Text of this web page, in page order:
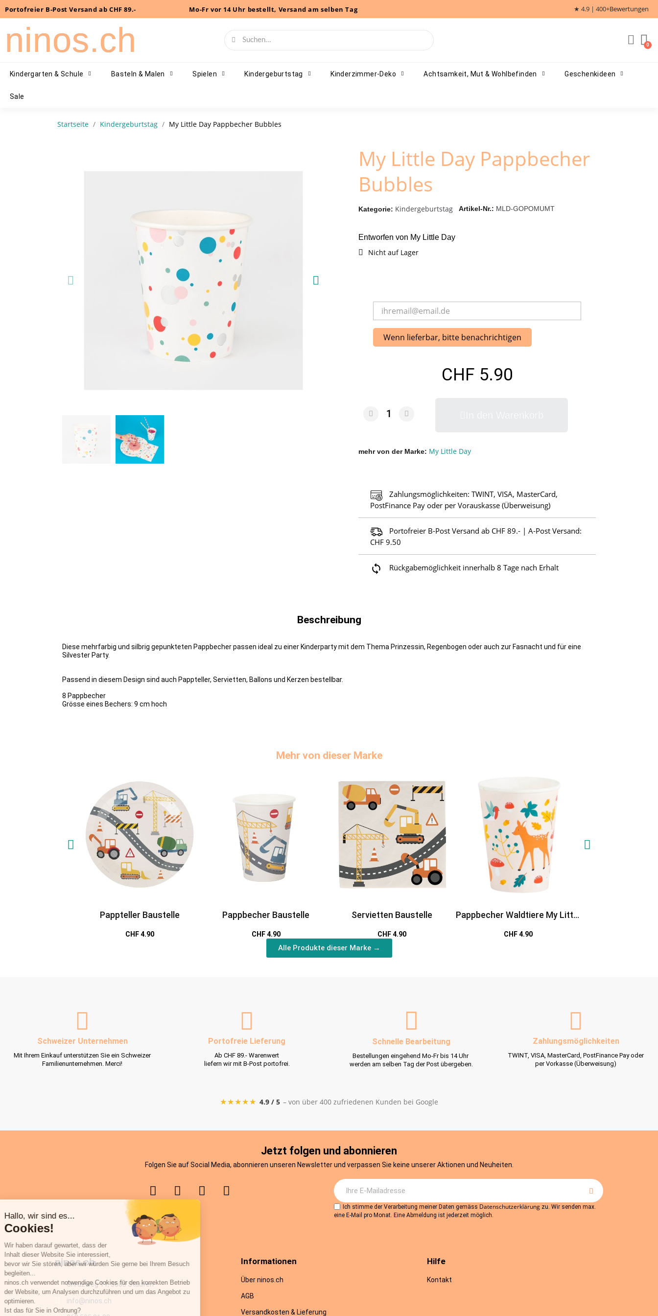
Portofreier B-Post Versand ab CHF 89.- Mo-Fr vor 14 Uhr bestellt, Versand am selben Tag ★ 4.9 | 400+Bewertungen
ninos.ch
Kindergarten & Schule Basteln & Malen Spielen Kindergeburtstag Kinderzimmer-Deko Achtsamkeit, Mut & Wohlbefinden Geschenkideen
Sale
Startseite Kindergeburtstag My Little Day Pappbecher Bubbles
My Little Day Pappbecher
Bubbles
Kategorie Kindergeburtstag Artikel-Nr. MLD-GOPOMUMT
Entworfen von My Little Day
Nicht auf Lager
Wenn lieferbar, bitte benachrichtigen
CHF 5.90
mehr von der Marke My Little Day
Zahlungsmöglichkeiten: TWINT, VISA, MasterCard,
PostFinance Pay oder per Vorauskasse (Überweisung)
Portofreier B-Post Versand ab CHF 89.- | A-Post Versand:
CHF 9.50
Rückgabemöglichkeit innerhalb 8 Tage nach Erhalt
Beschreibung
Diese mehrfarbig und silbrig gepunkteten Pappbecher passen ideal zu einer Kinderparty mit dem Thema Prinzessin, Regenbogen oder auch zur Fasnacht und für eine
Silvester Party.
Passend in diesem Design sind auch Pappteller, Servietten, Ballons und Kerzen bestellbar.
8 Pappbecher
Grösse eines Bechers: 9 cm hoch
Mehr von dieser Marke
Pappteller Baustelle
CHF 4.90
Pappbecher Baustelle
CHF 4.90
Servietten Baustelle
CHF 4.90
Pappbecher Waldtiere My Little
CHF 4.90
Alle Produkte dieser Marke →
Schweizer Unternehmen
Mit Ihrem Einkauf unterstützen Sie ein Schweizer
Familienunternehmen. Merci!
Portofreie Lieferung
Ab CHF 89.- Warenwert
liefern wir mit B-Post portofrei.
Schnelle Bearbeitung
Bestellungen eingehend Mo-Fr bis 14 Uhr
werden am selben Tag der Post übergeben.
Zahlungsmöglichkeiten
TWINT, VISA, MasterCard, PostFinance Pay oder
per Vorkasse (Überweisung)
★★★★★ 4.9 / 5 – von über 400 zufriedenen Kunden bei Google
Jetzt folgen und abonnieren
Folgen Sie auf Social Media, abonnieren unseren Newsletter und verpassen Sie keine unserer Aktionen und Neuheiten.
Ich stimme der Verarbeitung meiner Daten gemäss Datenschutzerklärung zu. Wir senden max.
eine E-Mail pro Monat. Eine Abmeldung ist jederzeit möglich.
ninos.ch
Chrüzweg 11, 5603 Staufen
info@ninos.ch
Informationen
Über ninos.ch
AGB
Versandkosten & Lieferung
Hilfe
Kontakt